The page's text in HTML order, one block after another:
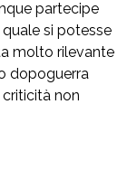
partecipe
si potesse
molto rilevante
dopoguerra
non